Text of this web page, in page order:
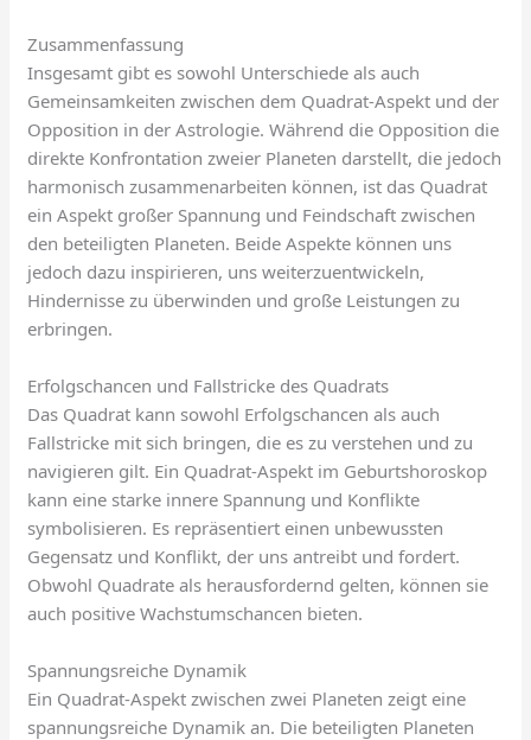
Zusammenfassung
Insgesamt gibt es sowohl Unterschiede als auch
Gemeinsamkeiten zwischen dem Quadrat-Aspekt und der
Opposition in der Astrologie. Während die Opposition die
direkte Konfrontation zweier Planeten darstellt, die jedoch
harmonisch zusammenarbeiten können, ist das Quadrat
ein Aspekt großer Spannung und Feindschaft zwischen
den beteiligten Planeten. Beide Aspekte können uns
jedoch dazu inspirieren, uns weiterzuentwickeln,
Hindernisse zu überwinden und große Leistungen zu
erbringen.
Erfolgschancen und Fallstricke des Quadrats
Das Quadrat kann sowohl Erfolgschancen als auch
Fallstricke mit sich bringen, die es zu verstehen und zu
navigieren gilt. Ein Quadrat-Aspekt im Geburtshoroskop
kann eine starke innere Spannung und Konflikte
symbolisieren. Es repräsentiert einen unbewussten
Gegensatz und Konflikt, der uns antreibt und fordert.
Obwohl Quadrate als herausfordernd gelten, können sie
auch positive Wachstumschancen bieten.
Spannungsreiche Dynamik
Ein Quadrat-Aspekt zwischen zwei Planeten zeigt eine
spannungsreiche Dynamik an. Die beteiligten Planeten